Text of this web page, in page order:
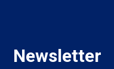
Newsletter